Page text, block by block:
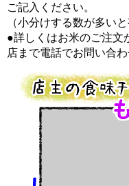
ご記入ください。
（小分けする数が多い
●詳しくはお米のご注文
店まで電話でお問い合わ